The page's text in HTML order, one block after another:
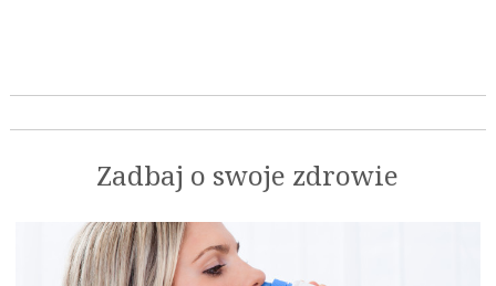
Zadbaj o swoje zdrowie